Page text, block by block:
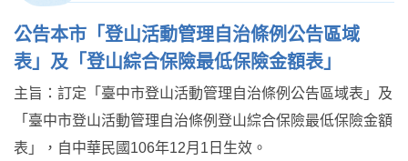
公告本市「登山活動管理自治條例公告區域
表」及「登山綜合保險最低保險金額表」
主旨：訂定「臺中市登山活動管理自治條例公告區域表」及
「臺中市登山活動管理自治條例登山綜合保險最低保險金額
表」，自中華民國106年12月1日生效。